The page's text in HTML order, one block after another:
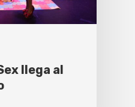
llega al